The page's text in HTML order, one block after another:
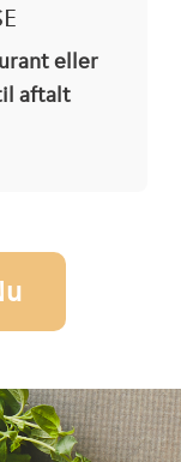
eller
aftalt